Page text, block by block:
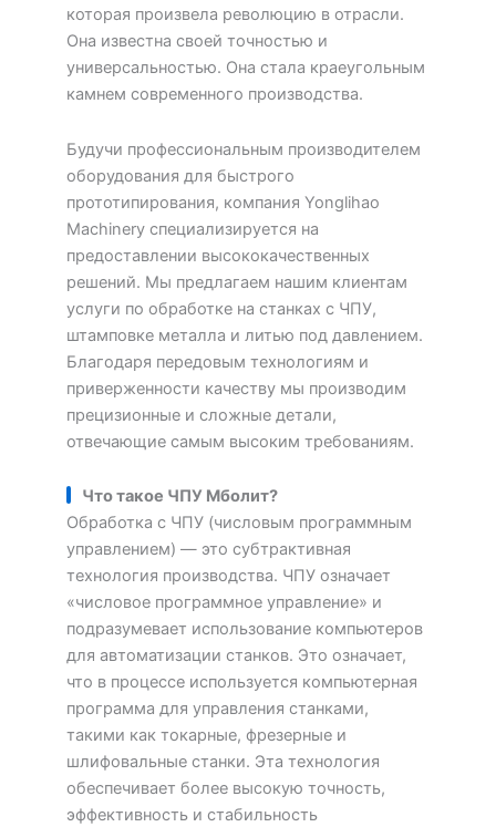
которая произвела революцию в отрасли.
Она известна своей точностью и
универсальностью. Она стала краеугольным
камнем современного производства.
Будучи профессиональным производителем
оборудования для быстрого
прототипирования, компания Yonglihao
Machinery специализируется на
предоставлении высококачественных
решений. Мы предлагаем нашим клиентам
услуги по обработке на станках с ЧПУ,
штамповке металла и литью под давлением.
Благодаря передовым технологиям и
приверженности качеству мы производим
прецизионные и сложные детали,
отвечающие самым высоким требованиям.
Что такое ЧПУ Мболит?
Обработка с ЧПУ (числовым программным
управлением) — это субтрактивная
технология производства. ЧПУ означает
«числовое программное управление» и
подразумевает использование компьютеров
для автоматизации станков. Это означает,
что в процессе используется компьютерная
программа для управления станками,
такими как токарные, фрезерные и
шлифовальные станки. Эта технология
обеспечивает более высокую точность,
эффективность и стабильность